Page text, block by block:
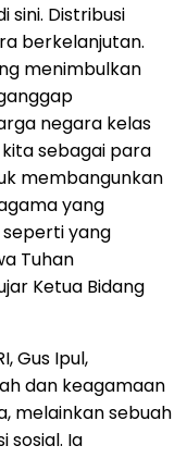
sini. Distribusi
berkelanjutan.
menimbulkan
negara kelas
sebagai para
membangunkan
yang
yang
Tuhan
Ketua Bidang
Gus Ipul,
dan keagamaan
melainkan sebuah
sosial. Ia